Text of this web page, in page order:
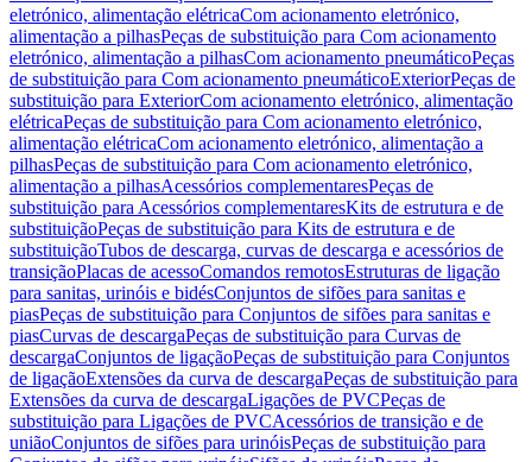
eletrónico, alimentação elétricaCom acionamento eletrónico,
alimentação a pilhasPeças de substituição para Com acionamento
eletrónico, alimentação a pilhasCom acionamento pneumáticoPeças
de substituição para Com acionamento pneumáticoExteriorPeças de
substituição para ExteriorCom acionamento eletrónico, alimentação
elétricaPeças de substituição para Com acionamento eletrónico,
alimentação elétricaCom acionamento eletrónico, alimentação a
pilhasPeças de substituição para Com acionamento eletrónico,
alimentação a pilhasAcessórios complementaresPeças de
substituição para Acessórios complementaresKits de estrutura e de
substituiçãoPeças de substituição para Kits de estrutura e de
substituiçãoTubos de descarga, curvas de descarga e acessórios de
transiçãoPlacas de acessoComandos remotosEstruturas de ligação
para sanitas, urinóis e bidésConjuntos de sifões para sanitas e
piasPeças de substituição para Conjuntos de sifões para sanitas e
piasCurvas de descargaPeças de substituição para Curvas de
descargaConjuntos de ligaçãoPeças de substituição para Conjuntos
de ligaçãoExtensões da curva de descargaPeças de substituição para
Extensões da curva de descargaLigações de PVCPeças de
substituição para Ligações de PVCAcessórios de transição e de
uniãoConjuntos de sifões para urinóisPeças de substituição para